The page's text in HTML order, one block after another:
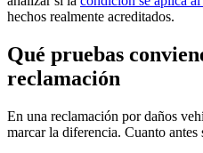
hechos realmente acreditados.
Qué pruebas
reclamación
En una reclamación por daños
marcar la diferencia. Cuanto